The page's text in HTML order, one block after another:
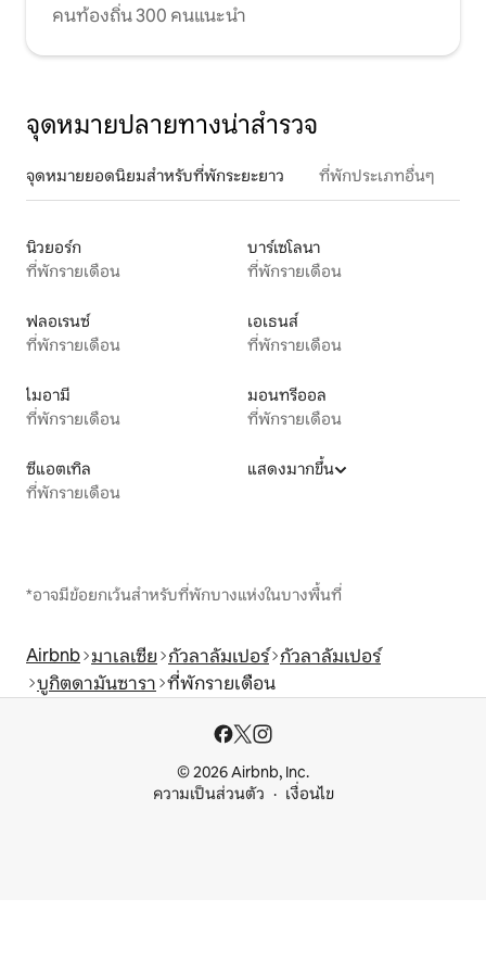
คนท้องถิ่น 300 คนแนะนำ
จุดหมายปลายทางน่าสำรวจ
จุดหมายยอดนิยมสำหรับที่พักระยะยาว ที่พักประเภทอื่นๆ
นิวยอร์ก
ที่พักรายเดือน
บาร์เซโลนา
ที่พักรายเดือน
ฟลอเรนซ์
ที่พักรายเดือน
เอเธนส์
ที่พักรายเดือน
ไมอามี
ที่พักรายเดือน
มอนทรีออล
ที่พักรายเดือน
ซีแอตเทิล
ที่พักรายเดือน
แสดงมากขึ้น
*อาจมีข้อยกเว้นสำหรับที่พักบางแห่งในบางพื้นที่
Airbnb มาเลเซีย กัวลาลัมเปอร์ กัวลาลัมเปอร์
บูกิตดามันซารา ที่พักรายเดือน
© 2026 Airbnb, Inc.
ความเป็นส่วนตัว
เงื่อนไข